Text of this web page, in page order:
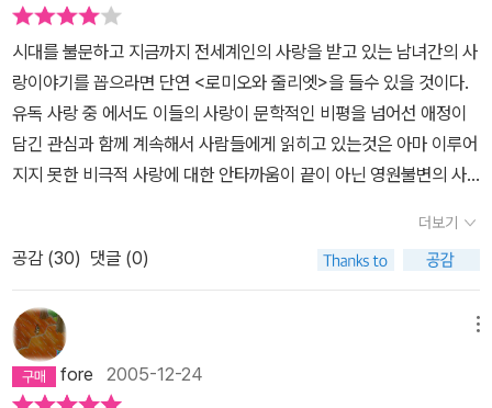
시대를 불문하고 지금까지 전세계인의 사랑을 받고 있는 남녀간의 사
랑이야기를 꼽으라면 단연 <로미오와 줄리엣>을 들수 있을 것이다.
유독 사랑 중 에서도 이들의 사랑이 문학적인 비평을 넘어선 애정이
담긴 관심과 함께 계속해서 사람들에게 읽히고 있는것은 아마 이루어
지지 못한 비극적 사랑에 대한 안타까움이 끝이 아닌 영원불변의 사
<운영전>인 <손가락에 잘못 떨어진 먹물 한방울> 또한 궁년인 운영
과 김진사의 비극적 사랑을 담고 있으면서 우리의 고전중 손꼽힐만한
문학성을 가지고 있지만, <로미오와 줄리엣>의 셰익스피어처럼 원
전 자체에 명백한 작가의 이름은 될수 없는 것은 아타까운 일이다.<
운영전>깊이 읽기에 나와 있듯이 사대부로 추정되는 작가가 남녀간
의 사랑이 '헛되이' 지어내고 '소일거리'로 읽는다는 것 자체가 부끄럽
더보기
공감 (30) 댓글 (0)
fore 2005-12-24